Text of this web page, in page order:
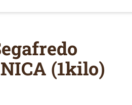
café
(1kilo)